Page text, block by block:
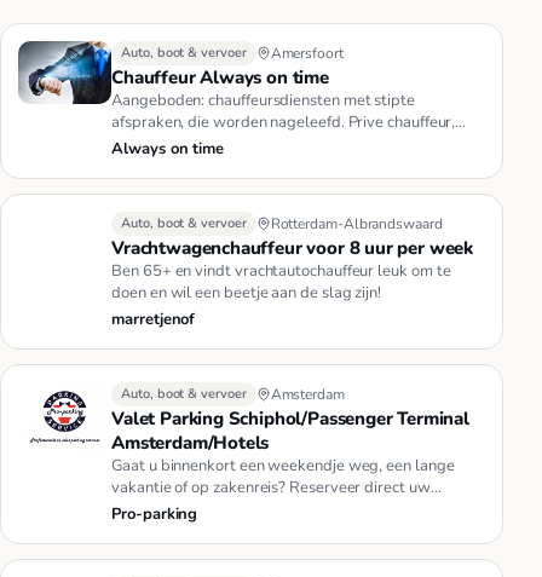
Auto, boot & vervoer Amersfoort
Chauffeur Always on time
Aangeboden: chauffeursdiensten met stipte
afspraken, die worden nageleefd. Prive chauffeur,
tijdelijke koeriersdiensten.…
Always on time
Auto, boot & vervoer Rotterdam-Albrandswaard
Vrachtwagenchauffeur voor 8 uur per week
Ben 65+ en vindt vrachtautochauffeur leuk om te
doen en wil een beetje aan de slag zijn!
marretjenof
Auto, boot & vervoer Amsterdam
Valet Parking Schiphol/Passenger Terminal
Amsterdam/Hotels
Gaat u binnenkort een weekendje weg, een lange
vakantie of op zakenreis? Reserveer direct uw
parkeerplaats bij Pro-parki…
Pro-parking